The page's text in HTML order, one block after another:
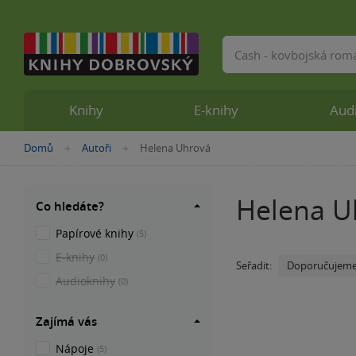
Nacházíte
Domů »Autoři »Helena Uhrová
Helena
Seřadit:
Co hledáte?
Papírové knihy (5)
E-knihy (0)
Audioknihy (0)
Zajímá vás
Nápoje (5)
Knihy E-knihy
Vyhledávání